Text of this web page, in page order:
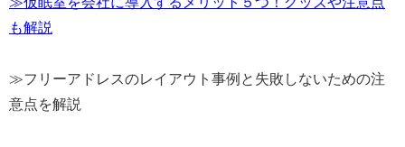
も解説
≫フリーアドレスのレイアウト事例と失敗しないための注
意点を解説